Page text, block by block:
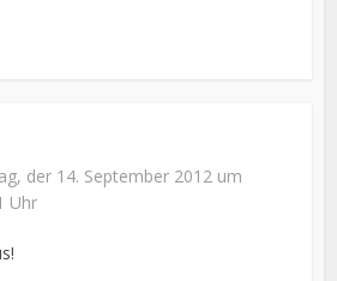
der 14. September 2012 um
Uhr